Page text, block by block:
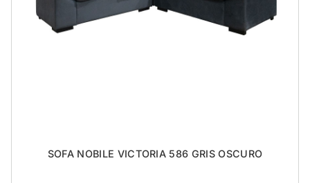
SOFA NOBILE VICTORIA 586 GRIS OSCURO